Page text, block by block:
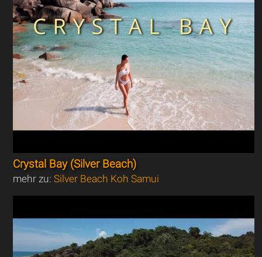
Crystal Bay (Silver Beach)
mehr zu:Silver Beach Koh Samui